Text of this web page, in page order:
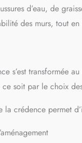
d’eau, de
des murs, tout
s’est transformée
soit par le choix
crédence permet